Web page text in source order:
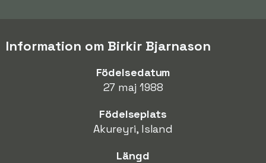
Information om Birkir Bjarnason
Födelsedatum
27 maj 1988
Födelseplats
Akureyri, Island
Längd